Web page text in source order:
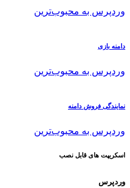
وردپرس به محبوب‌ترین
دامنه بازی
وردپرس به محبوب‌ترین
نمایندگی فروش دامنه
وردپرس به محبوب‌ترین
اسکریپت های قابل نصب
وردپرس